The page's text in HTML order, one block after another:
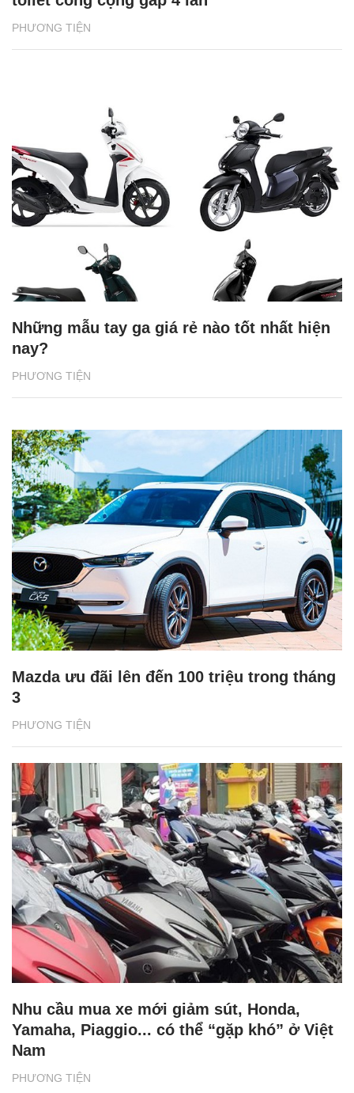
PHƯƠNG TIỆN
PHƯƠNG TIỆN
Những mẫu tay ga giá rẻ nào tốt nhất hiện
nay?
PHƯƠNG TIỆN
Mazda ưu đãi lên đến 100 triệu trong tháng
3
PHƯƠNG TIỆN
Nhu cầu mua xe mới giảm sút, Honda,
Yamaha, Piaggio... có thể “gặp khó” ở Việt
Nam